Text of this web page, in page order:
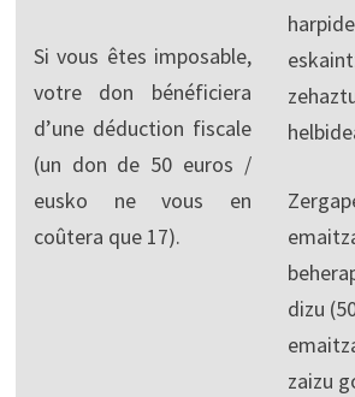
Si vous êtes imposable,
votre don bénéficiera
d’une déduction fiscale
(un don de 50 euros /
eusko ne vous en
coûtera que 17).
dizu
zaizu